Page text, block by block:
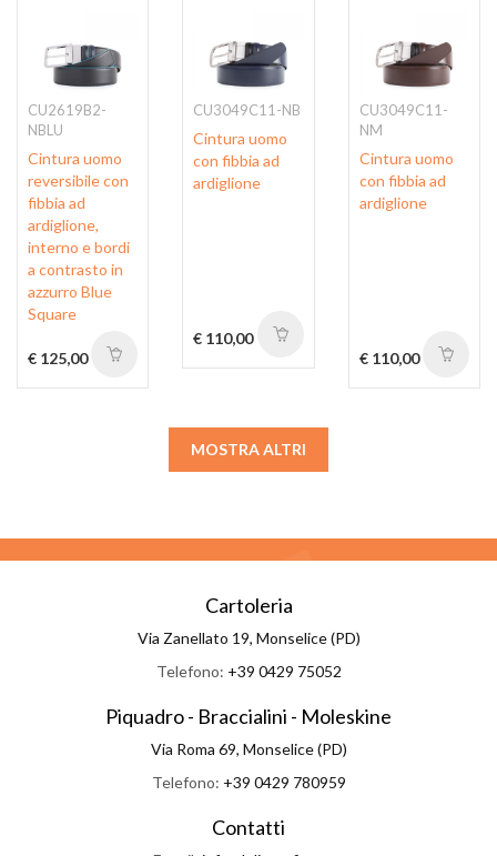
CU2619B2-
NBLU
Cintura uomo
reversibile con
fibbia ad
ardiglione,
interno e bordi
a contrasto in
azzurro Blue
Square
€ 125,00
CU3049C11-NB
Cintura uomo
con fibbia ad
ardiglione
€ 110,00
CU3049C11-
NM
Cintura uomo
con fibbia ad
ardiglione
€ 110,00
MOSTRA ALTRI
Cartoleria
Via Zanellato 19, Monselice (PD)
Telefono: +39 0429 75052
Piquadro - Braccialini - Moleskine
Via Roma 69, Monselice (PD)
Telefono: +39 0429 780959
Contatti